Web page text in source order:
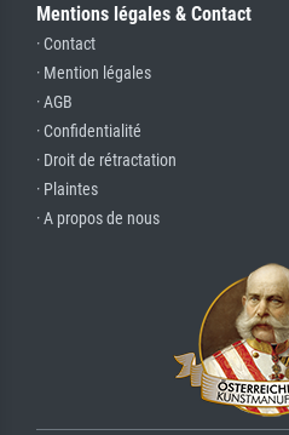
Mentions légales & Contact
· Contact
· Mention légales
· AGB
· Confidentialité
· Droit de rétractation
· Plaintes
· A propos de nous